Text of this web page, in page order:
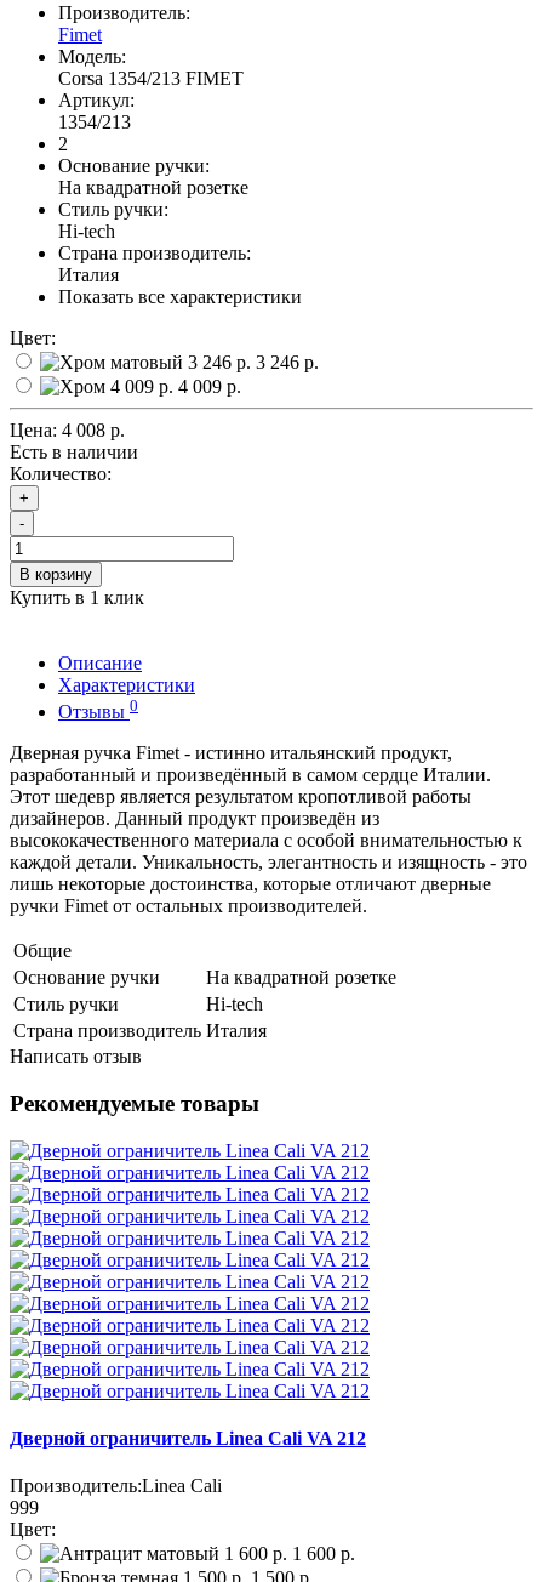
Производитель:
Fimet
Модель:
Corsa 1354/213 FIMET
Артикул:
1354/213
2
Основание ручки:
На квадратной розетке
Стиль ручки:
Hi-tech
Страна производитель:
Италия
Показать все характеристики
Цвет:
3 246 р.
4 009 р.
Цена: 4 008 р.
Есть в наличии
Количество:
+
-
В корзину
Купить в 1 клик
Описание
Характеристики
Отзывы 0
Дверная ручка Fimet - истинно итальянский продукт,
разработанный и произведённый в самом сердце Италии.
Этот шедевр является результатом кропотливой работы
дизайнеров. Данный продукт произведён из
высококачественного материала с особой внимательностью к
каждой детали. Уникальность, элегантность и изящность - это
лишь некоторые достоинства, которые отличают дверные
ручки Fimet от остальных производителей.
Общие
Основание ручки
На квадратной розетке
Стиль ручки
Hi-tech
Страна производитель Италия
Написать отзыв
Рекомендуемые товары
Дверной ограничитель Linea Cali VA 212
Производитель:Linea Cali
999
Цвет:
1 600 р.